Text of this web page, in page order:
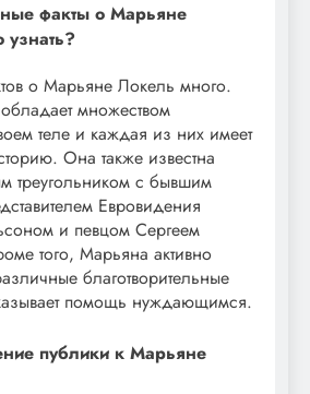
факты о Марьяне
о Марьяне Локель много.
множеством
теле и каждая из них имеет
Она также известна
треугольником с бывшим
Евровидения
и певцом Сергеем
того, Марьяна активно
благотворительные
помощь нуждающимся.
публики к Марьяне